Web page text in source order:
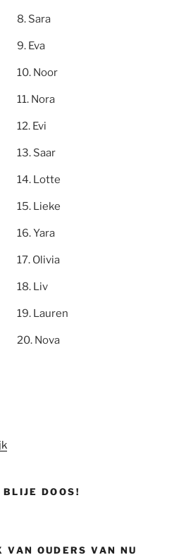
Sara
Eva
Noor
Nora
Evi
Saar
Lotte
Lieke
Yara
Olivia
Liv
Lauren
Nova
DOOS!
VAN OUDERS VAN NU